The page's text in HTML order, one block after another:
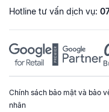
Hotline tư vấn dịch vụ:
Chính sách bảo mật và bảo
nhân